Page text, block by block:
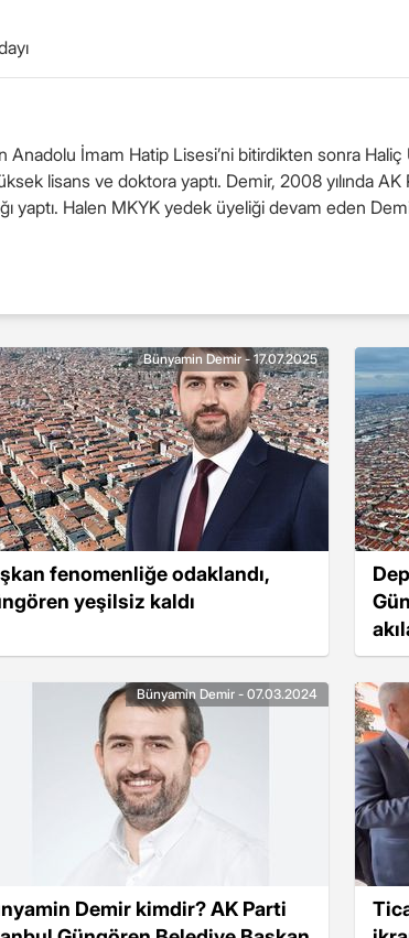
İmam Hatip Lisesi’ni bitirdikten sonra
lisans ve doktora yaptı. Demir, 2008 yılında AK
yaptı. Halen MKYK yedek üyeliği devam eden
fenomenliğe odaklandı,
yeşilsiz kaldı
Bünyamin Demir - 17.07.2025
Demir kimdir? AK Parti
Bünyamin Demir - 07.03.2024